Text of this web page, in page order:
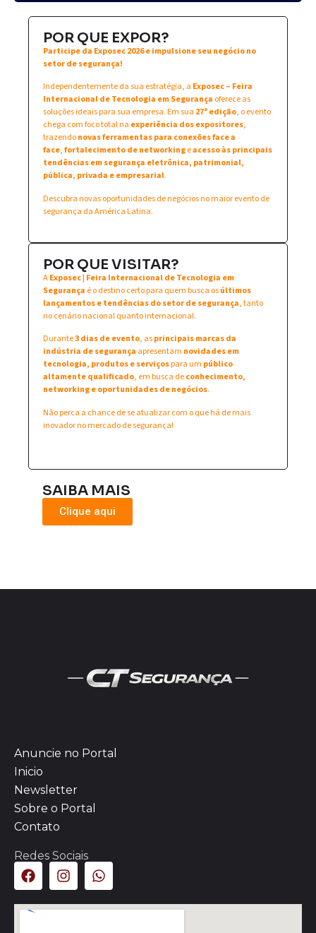
POR QUE EXPOR?
Participe da Exposec 2026 e impulsione seu negócio no
setor de segurança!
Independentemente da sua estratégia, a Exposec – Feira
Internacional de Tecnologia em Segurança oferece as
soluções ideais para sua empresa. Em sua 27ª edição, o evento
chega com foco total na experiência dos expositores,
trazendonovas ferramentas para conexões face a
face,fortalecimento de networkingeacesso às principais
tendências em segurança eletrônica, patrimonial,
pública, privada e empresarial.
Descubra novas oportunidades de negócios no maior evento de
segurança da América Latina.
POR QUE VISITAR?
AExposec | Feira Internacional de Tecnologia em
Segurança é o destino certo para quem busca osúltimos
lançamentos e tendências do setor de segurança, tanto
no cenário nacional quanto internacional.
Durante3 dias de evento, asprincipais marcas da
indústria de segurança apresentam novidades em
tecnologia, produtos e serviçospara um público
altamente qualificado, em busca deconhecimento,
networking e oportunidades de negócios.
Não perca a chance de se atualizar com o que há de mais
inovador no mercado de segurança!
SAIBA MAIS
Clique aqui
Anuncie no Portal
Inicio
Newsletter
Sobre o Portal
Contato
Redes Sociais